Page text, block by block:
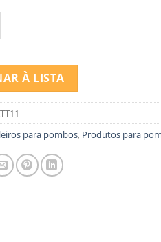
POLEIRO PINHO TT 11
À LISTA
para pombos, Produtos para